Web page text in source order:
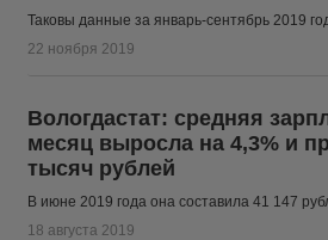
Таковы данные за январь-сентябрь 2019
22 ноября 2019
Вологдастат: средняя
месяц выросла на 4,3% и
тысяч рублей
В июне 2019 года она составила 41 147
18 августа 2019